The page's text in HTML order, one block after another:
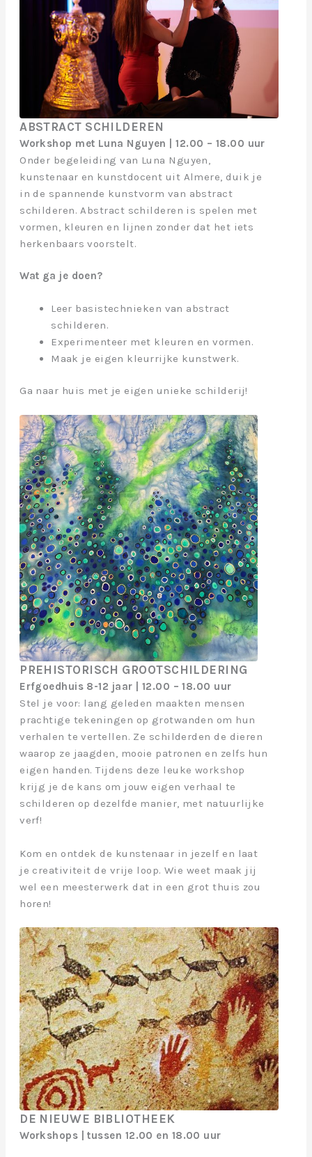
ABSTRACT SCHILDEREN
Workshop met Luna Nguyen | 12.00 – 18.00 uur
Onder begeleiding van Luna Nguyen,
kunstenaar en kunstdocent uit Almere, duik je
in de spannende kunstvorm van abstract
schilderen. Abstract schilderen is spelen met
vormen, kleuren en lijnen zonder dat het iets
herkenbaars voorstelt.
Wat ga je doen?
Leer basistechnieken van abstract
schilderen.
Experimenteer met kleuren en vormen.
Maak je eigen kleurrijke kunstwerk.
Ga naar huis met je eigen unieke schilderij!
PREHISTORISCH GROOTSCHILDERING
Erfgoedhuis 8-12 jaar | 12.00 – 18.00 uur
Stel je voor: lang geleden maakten mensen
prachtige tekeningen op grotwanden om hun
verhalen te vertellen. Ze schilderden de dieren
waarop ze jaagden, mooie patronen en zelfs hun
eigen handen. Tijdens deze leuke workshop
krijg je de kans om jouw eigen verhaal te
schilderen op dezelfde manier, met natuurlijke
verf!
Kom en ontdek de kunstenaar in jezelf en laat
je creativiteit de vrije loop. Wie weet maak jij
wel een meesterwerk dat in een grot thuis zou
horen!
DE NIEUWE BIBLIOTHEEK
Workshops | tussen 12.00 en 18.00 uur